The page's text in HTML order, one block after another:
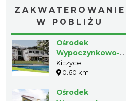
ZAKWATEROWANIE
W POBLIŻU
Ośrodek
Wypoczynkowo-
Konferencyjny
h2o
Kiczyce
0.60 km
Ośrodek